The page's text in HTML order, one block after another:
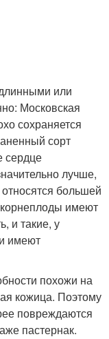
или
Московская
сохраняется
сорт
сердце
лучше,
большей
корнеплоды имеют
и такие, у
имеют
похожи на
кожица. Поэтому
повреждаются
пастернак.